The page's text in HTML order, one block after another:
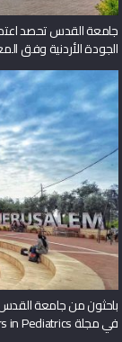
جامعة القدس تحصد
الجودة الأردنية وفق
باحثون من جامعة القدس
في مجلة Frontiers in Pediatrics